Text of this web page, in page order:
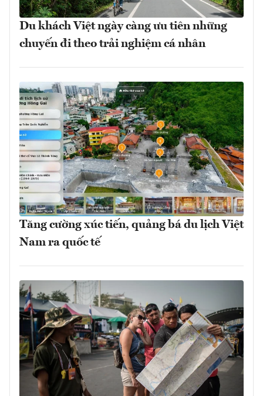
Du khách Việt ngày càng ưu tiên những
chuyến đi theo trải nghiệm cá nhân
Tăng cường xúc tiến, quảng bá du lịch Việt
Nam ra quốc tế